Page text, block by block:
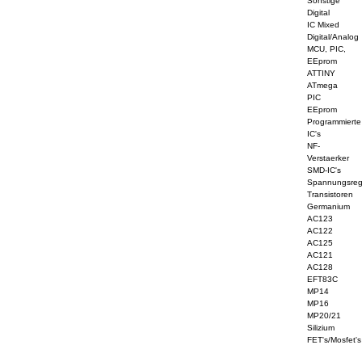
Digital
IC Mixed
Digital/Analog
MCU, PIC,
EEprom
ATTINY
ATmega
PIC
EEprom
Programmierte
IC's
NF-
Verstaerker
SMD-IC's
Transistoren
Germanium
AC123
AC122
AC125
AC121
AC128
EFT83C
MP14
MP16
MP20/21
Silizium
FET's/Mosfet's